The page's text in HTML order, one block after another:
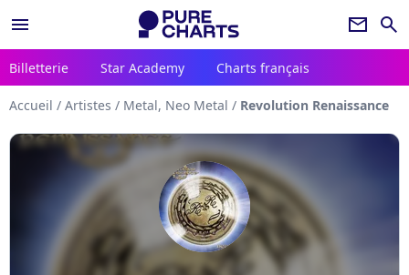
menu newsletter search
Billetterie Star Academy Charts français
Accueil / Artistes / Metal, Neo Metal / Revolution Renaissance